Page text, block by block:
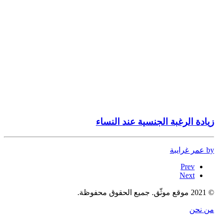
زيادة الرغبة الجنسية عند النساء
by عمر غرايبة
Prev
Next
© 2021 موقع موثّق. جميع الحقوق محفوظة.
من نحن